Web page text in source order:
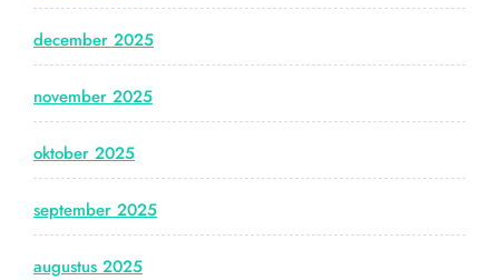
december 2025
november 2025
oktober 2025
september 2025
augustus 2025